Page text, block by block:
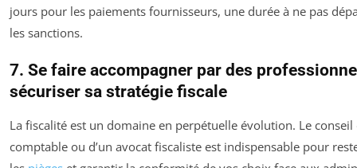
jours pour les paiements fournisseurs, une durée à ne pas
les sanctions.
7. Se faire accompagner par des
sécuriser sa stratégie fiscale
La fiscalité est un domaine en perpétuelle évolution. Le conseil
comptable ou d’un avocat fiscaliste est indispensable pour